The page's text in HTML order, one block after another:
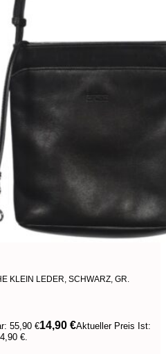
KLEIN LEDER, SCHWARZ, GR.
55,90 €14,90 €Aktueller Preis Ist:
€.